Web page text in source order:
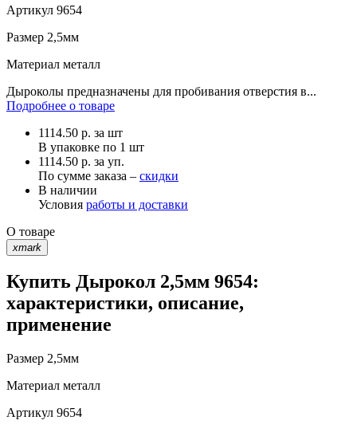
Артикул 9654
Размер 2,5мм
Материал металл
Дыроколы предназначены для пробивания отверстия в...
Подробнее о товаре
1114.50 р. за шт
В упаковке по 1 шт
1114.50 р. за уп.
По сумме заказа – скидки
В наличии
Условия работы и доставки
О товаре
xmark
Купить Дырокол 2,5мм 9654:
характеристики, описание,
применение
Размер 2,5мм
Материал металл
Артикул 9654